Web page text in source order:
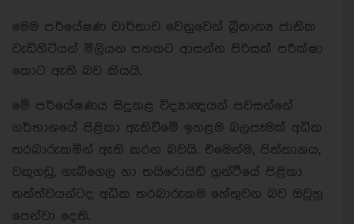
මෙම පර්යේෂණ වාර්තාව වෙනුවෙන් බ්‍රිතාන්‍ය ජාතික
වැඩිහිටියන් මිලියන පහකට ආසන්න පිරිසක් පරීක්ෂා
කොට ඇති බව කියයි.
මේ පර්යේෂණය සිදුකළ විද්‍යාඥයන් පවසන්නේ
ගර්භාශයේ පිළිකා ඇතිවීමේ ඉහළම බලපෑමක් අධික
තරබාරුකමින් ඇති කරන බවයි. එමෙන්ම, පිත්තාශය,
වකුගඩු, ගැබ්ගෙල හා තයිරොයිඩ් ග්‍රන්ථියේ පිළිකා
තත්ත්වයන්ටද අධික තරබාරුකම හේතුවන බව ඔවුහු
පෙන්වා දෙති.